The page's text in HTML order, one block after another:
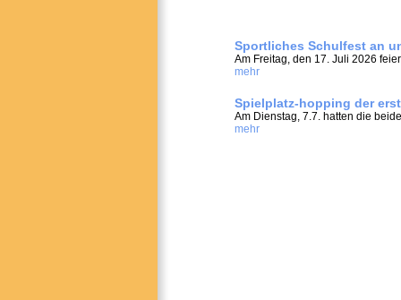
Sportliches Schulfest an
Am Freitag, den 17. Juli 2026
mehr
Spielplatz-hopping der
Am Dienstag, 7.7. hatten die
mehr